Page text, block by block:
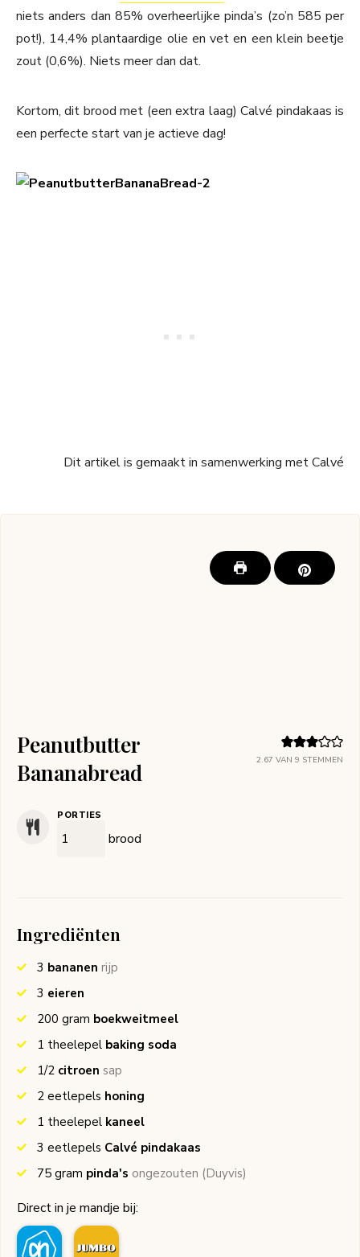
niets anders dan 85% overheerlijke pinda’s (zo’n 585 per
pot!), 14,4% plantaardige olie en vet en een klein beetje
zout (0,6%). Niets meer dan dat.
Kortom, dit brood met (een extra laag) Calvé pindakaas is
een perfecte start van je actieve dag!
Dit artikel is gemaakt in samenwerking met Calvé
2.67 VAN 9 STEMMEN
Peanutbutter
Bananabread
PORTIES
brood
Ingrediënten
3 bananen rijp
3 eieren
200 gram boekweitmeel
1 theelepel baking soda
1/2 citroen sap
2 eetlepels honing
1 theelepel kaneel
3 eetlepels Calvé pindakaas
75 gram pinda's ongezouten (Duyvis)
Direct in je mandje bij: